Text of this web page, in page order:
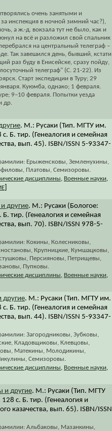
очень занятыми и
инспекция в ночной зимний час?),
а ж.-д. вокзала тут не было, как и
на всё и разложил свой спальник
на центральный телеграф –
Так завешился день, бывший, кстати
раз буду в Енисейске, сразу пойду,
телеграф" (С. 21-22). Из
Старт экспедиции в Туру; 29
Куюмба, однако; 1 февраля.
9–10 февраля. Попытки уезда
др.
. М.: Русаки (Тип. МГТУ им.
Б. тир. (Генеалогия и семейная
вып. 45). ISBN/ISSN 5-93347-
Ерыженсковы, Земленухины,
Платовы, Семизоровы.
дисциплины, Военные науки,
другие. М.: Русаки (Бологое:
тир. (Генеалогия и семейная
вып. 70). ISBN/ISSN 978-5-
Кокины, Колесниковы,
Крупницкие, Кумшацковы,
Персияновы, Петрищевы,
Пупковы.
дисциплины, Военные науки,
другие. М.: Русаки (Тип. МГТУ им.
Б. тир. (Генеалогия и семейная
вып. 44). ISBN/ISSN 5-93347-
Загородниковы, Зубковы,
Кладовщиковы, Клевцовы,
Матекины, Молодикины,
Семизоровы.
дисциплины, Военные науки,
и другие. М.: Русаки (Тип. МГТУ
с. Б. тир. (Генеалогия и
казачества, вып. 65). ISBN/ISSN
Альбаковы, Мазанкины,